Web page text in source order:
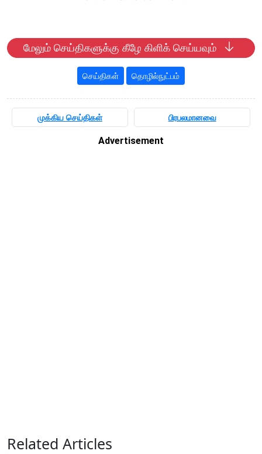
மேலும் செய்திகளுக்கு கீழே கிளிக் செய்யவும்
செய்திகள் தொழில்நுட்பம்
முக்கிய செய்திகள் பிரபலமானவை
Advertisement
Related Articles